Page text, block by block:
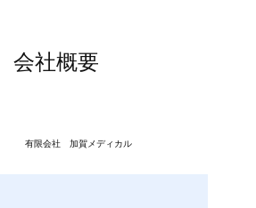
会社概要
有限会社 加賀メディカル